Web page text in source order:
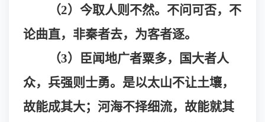
（2）今取人则不然。不问可否，不
论曲直，非秦者去，为客者逐。
（3）臣闻地广者粟多，国大者人
众，兵强则士勇。是以太山不让土壤，
故能成其大；河海不择细流，故能就其